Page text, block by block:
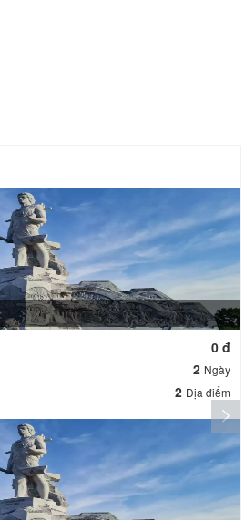
0 đ
2 Ngày
2 Địa điểm